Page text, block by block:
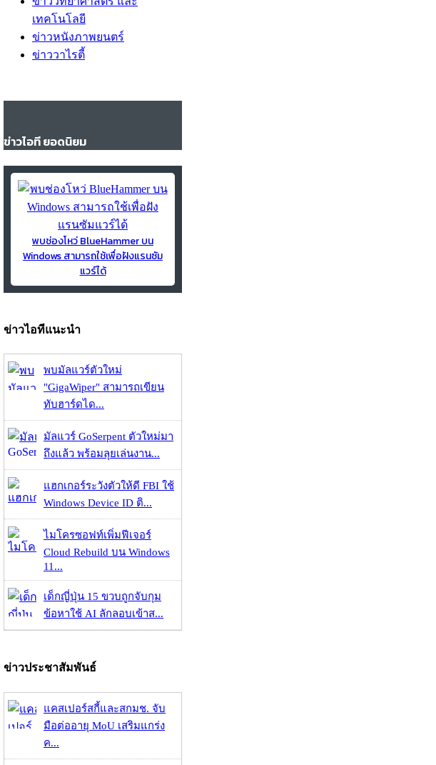
เทคโนโลยี
ข่าวหนังภาพยนตร์
ข่าววาไรตี้
ข่าวไอที ยอดนิยม
พบช่องโหว่ BlueHammer บน
Windows สามารถใช้เพื่อฝังแรนซัม
แวร์ได้
ข่าวไอทีแนะนำ
พบมัลแวร์ตัวใหม่
"GigaWiper" สามารถเขียน
ทับฮาร์ดได...
มัลแวร์ GoSerpent ตัวใหม่มา
ถึงแล้ว พร้อมลุยเล่นงาน...
แฮกเกอร์ระวังตัวให้ดี FBI ใช้
Windows Device ID ติ...
ไมโครซอฟท์เพิ่มฟีเจอร์
Cloud Rebuild บน Windows
11...
เด็กญี่ปุ่น 15 ขวบถูกจับกุม
ข้อหาใช้ AI ลักลอบเข้าส...
ข่าวประชาสัมพันธ์
แคสเปอร์สกี้และสกมช. จับ
มือต่ออายุ MoU เสริมแกร่ง
ค...